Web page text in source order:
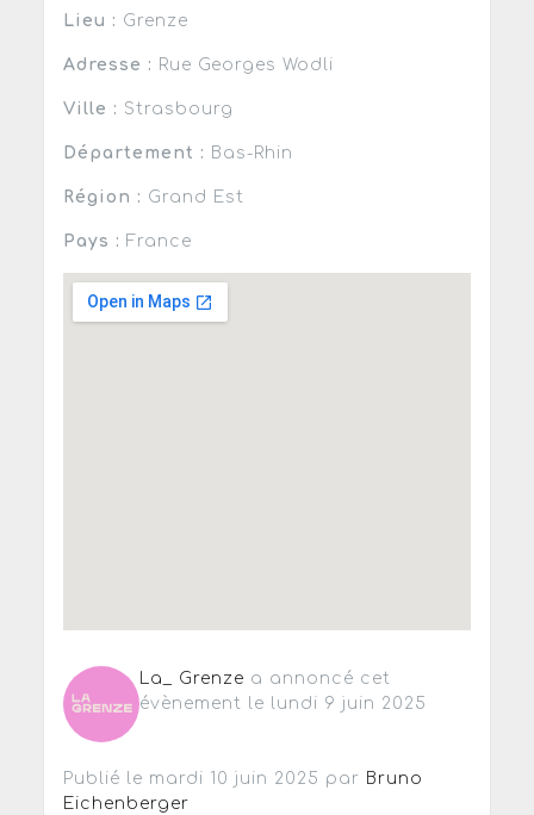
Lieu : Grenze
Adresse : Rue Georges Wodli
Ville : Strasbourg
Département : Bas-Rhin
Région : Grand Est
Pays : France
La_ Grenze a annoncé cet
évènement le lundi 9 juin 2025
Publié le mardi 10 juin 2025 par Bruno
Eichenberger